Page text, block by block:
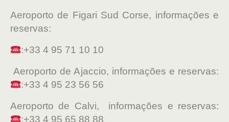
Aeroporto de Figari Sud Corse, informações e
reservas:
:+33 4 95 71 10 10
Aeroporto de Ajaccio, informações e reservas:
:+33 4 95 23 56 56
Aeroporto de Calvi, informações e reservas:
:+33 4 95 65 88 88